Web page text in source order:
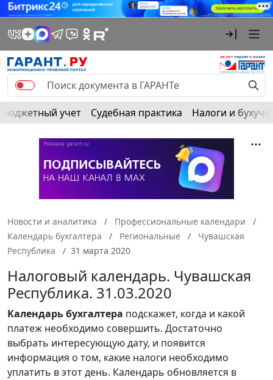
Бюджетный учет Судебная практика Налоги и
Новости и аналитика
Профессиональные календари
Календарь бухгалтера
Региональные
Чувашская
Республика
31 марта 2020
Налоговый календарь. Чувашская
Республика. 31.03.2020
Календарьбухгалтера подскажет, когда и какой
платеж необходимо совершить. Достаточно
выбрать интересующую дату, и появится
информация о том, какие налоги необходимо
уплатить в этот день. Календарь обновляется в